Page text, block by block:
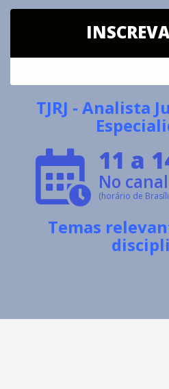
TJRJ - Analista
11 a
No
(horário de
Temas